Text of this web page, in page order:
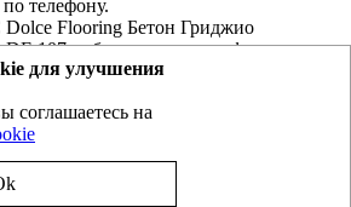
телефону.
Dolce Flooring Бетон Гриджио
DF-107 - образцы во всех официальных
Еггер.
Эггер и Ever Sense в Санкт-
для улучшения
соглашаетесь на